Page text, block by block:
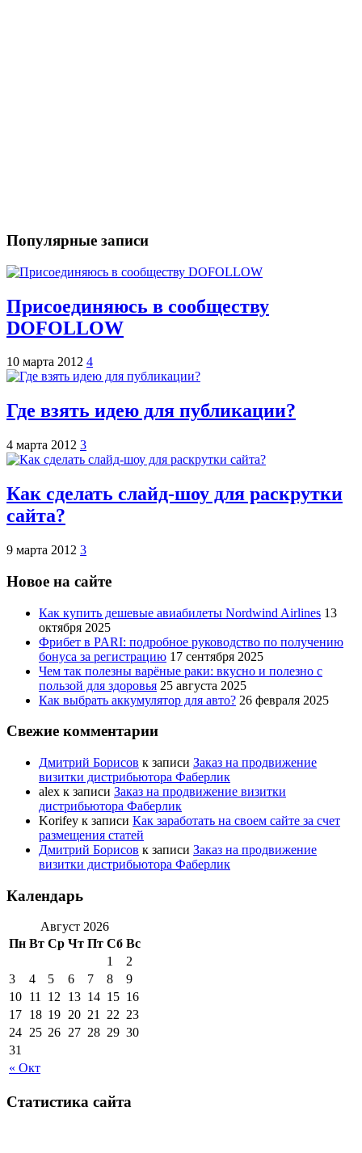
Популярные записи
Присоединяюсь в сообществу
DOFOLLOW
10 марта 2012 4
Где взять идею для публикации?
4 марта 2012 3
Как сделать слайд-шоу для раскрутки
сайта?
9 марта 2012 3
Новое на сайте
Как купить дешевые авиабилеты Nordwind Airlines 13
октября 2025
Фрибет в PARI: подробное руководство по получению
бонуса за регистрацию 17 сентября 2025
Чем так полезны варёные раки: вкусно и полезно с
пользой для здоровья 25 августа 2025
Как выбрать аккумулятор для авто? 26 февраля 2025
Свежие комментарии
Дмитрий Борисов к записи Заказ на продвижение
визитки дистрибьютора Фаберлик
alex к записи Заказ на продвижение визитки
дистрибьютора Фаберлик
Korifey к записи Как заработать на своем сайте за счет
размещения статей
Дмитрий Борисов к записи Заказ на продвижение
визитки дистрибьютора Фаберлик
Календарь
Август 2026
Пн Вт Ср Чт Пт Сб Вс
« Окт
1
2
3
4 5 6 7 8
9
10 11 12 13 14 15 16
17 18 19 20 21 22 23
24 25 26 27 28 29 30
31
Статистика сайта